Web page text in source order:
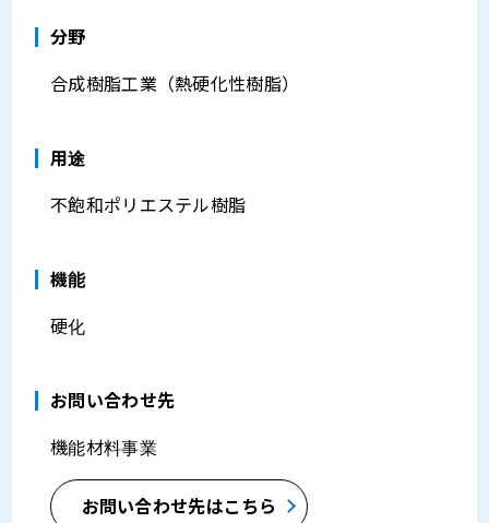
分野
合成樹脂工業（熱硬化性樹脂）
⽤途
不飽和ポリエステル樹脂
機能
硬化
お問い合わせ先
機能材料事業
お問い合わせ先はこちら